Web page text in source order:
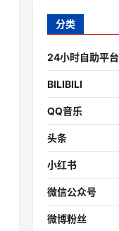
分类
24小时自助平台
BILIBILI
QQ音乐
头条
小红书
微信公众号
微博粉丝